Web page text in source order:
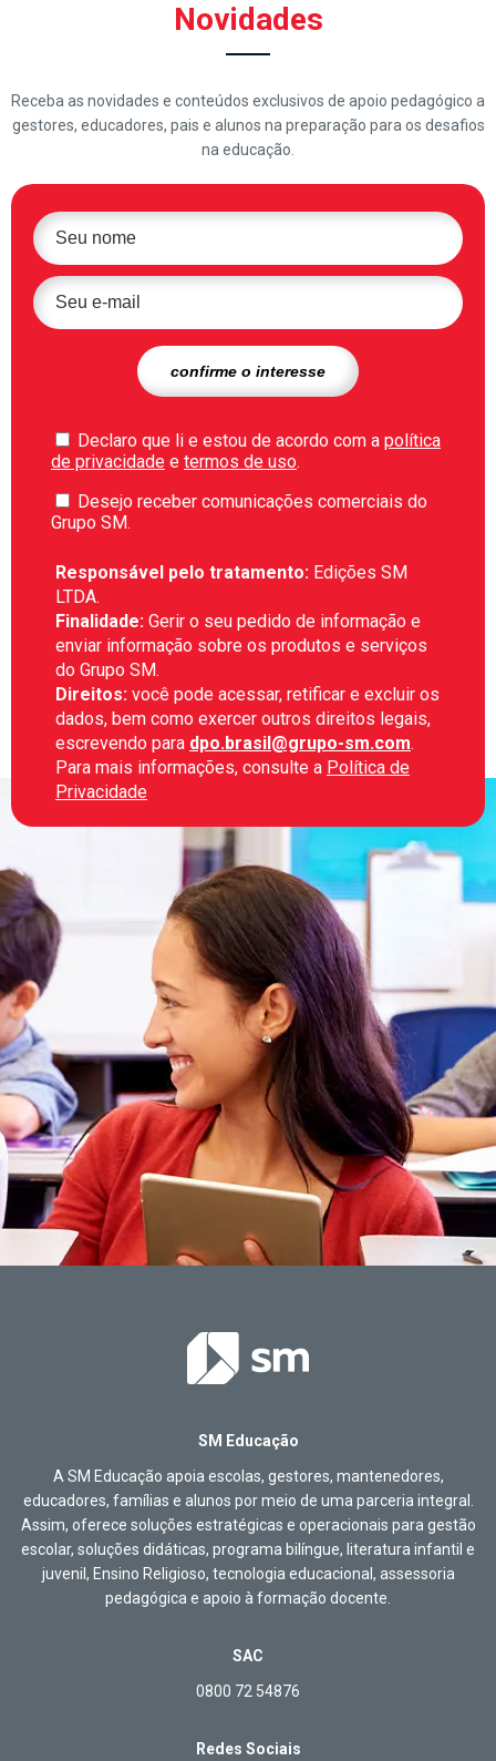
Novidades
Receba as novidades e conteúdos exclusivos de apoio pedagógico a
gestores, educadores, pais e alunos na preparação para os desafios
na educação.
Declaro que li e estou de acordo com a política
de privacidade e termos de uso.
Desejo receber comunicações comerciais do
Grupo SM.
Responsável pelo tratamento: Edições SM
LTDA.
Finalidade: Gerir o seu pedido de informação e
enviar informação sobre os produtos e serviços
do Grupo SM.
Direitos: você pode acessar, retificar e excluir os
dados, bem como exercer outros direitos legais,
escrevendo para dpo.brasil@grupo-sm.com.
Para mais informações, consulte a Política de
Privacidade
SM Educação
A SM Educação apoia escolas, gestores, mantenedores,
educadores, famílias e alunos por meio de uma parceria integral.
Assim, oferece soluções estratégicas e operacionais para gestão
escolar, soluções didáticas, programa bilíngue, literatura infantil e
juvenil, Ensino Religioso, tecnologia educacional, assessoria
pedagógica e apoio à formação docente.
SAC
0800 72 54876
Redes Sociais